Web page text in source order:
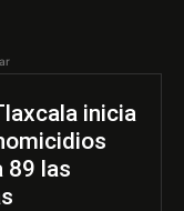
inicia
89 las